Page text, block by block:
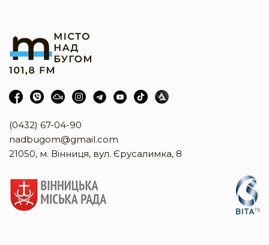
(0432) 67-04-90
nadbugom@gmail.com
21050, м. Вінниця, вул. Єрусалимка, 8